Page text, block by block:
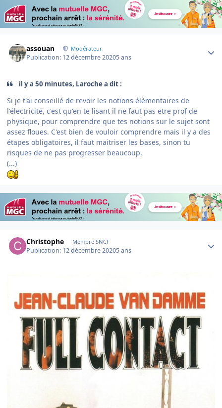
assouan Modérateur
Publication: 12 décembre 20205 ans
il y a 50 minutes, Laroche a dit :
Si je t'ai conseillé de revoir les notions élèmentaires de
l'électricité, c'est qu'en te lisant il ne faut pas etre prof de
physique, pour comprendre que tes notions sur le sujet sont
assez floues. C'est bien de vouloir comprendre mais il y a des
étapes obligatoires, il faut maitriser les bases, sinon tu
risques de ne pas progresser beaucoup.
(...)
Christophe Membre SNCF
Publication: 12 décembre 20205 ans